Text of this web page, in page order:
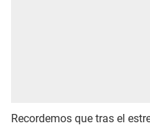
Recordemos que tras el